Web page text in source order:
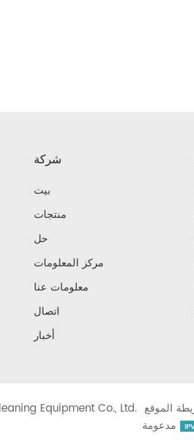
شركة
بيت
منتجات
حل
مركز المعلومات
معلومات عنا
اتصال
أخبار